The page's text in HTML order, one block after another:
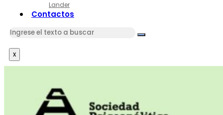
Lander
Contactos
x